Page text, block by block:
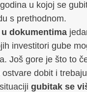
u kojoj se
s prethodnom.
dokumentima
investitori gube
Još gore je što to
dobit i
gubitak se